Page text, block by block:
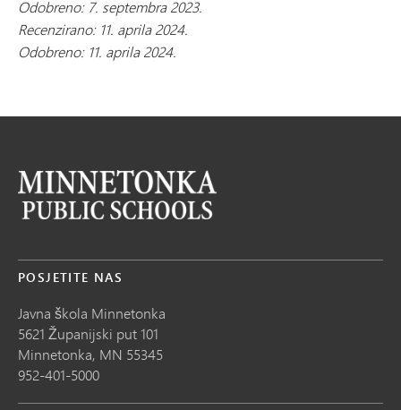
Odobreno: 7. septembra 2023.
Recenzirano: 11. aprila 2024.
Odobreno: 11. aprila 2024.
POSJETITE NAS
Javna škola Minnetonka
5621 Županijski put 101
Minnetonka, MN 55345
952-401-5000